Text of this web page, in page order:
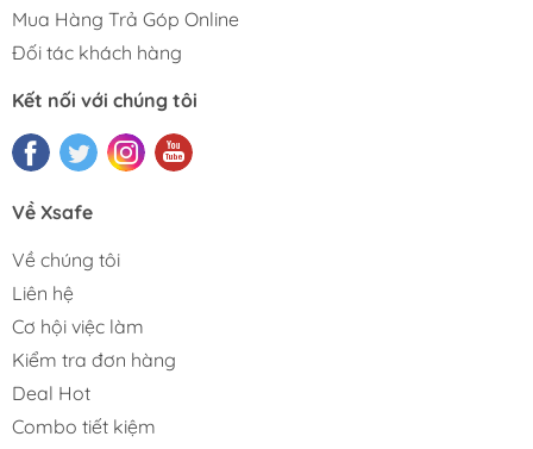
Mua Hàng Trả Góp Online
Đối tác khách hàng
Kết nối với chúng tôi
Về Xsafe
Về chúng tôi
Liên hệ
Cơ hội việc làm
Kiểm tra đơn hàng
Deal Hot
Combo tiết kiệm